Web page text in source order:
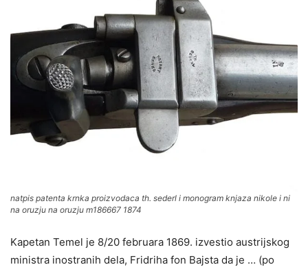
natpis patenta krnka proizvodaca th. sederl i monogram knjaza nikole i ni
na oruzju na oruzju m186667 1874
Kapetan Temel je 8/20 februara 1869. izvestio austrijskog
ministra inostranih dela, Fridriha fon Bajsta da je … (po